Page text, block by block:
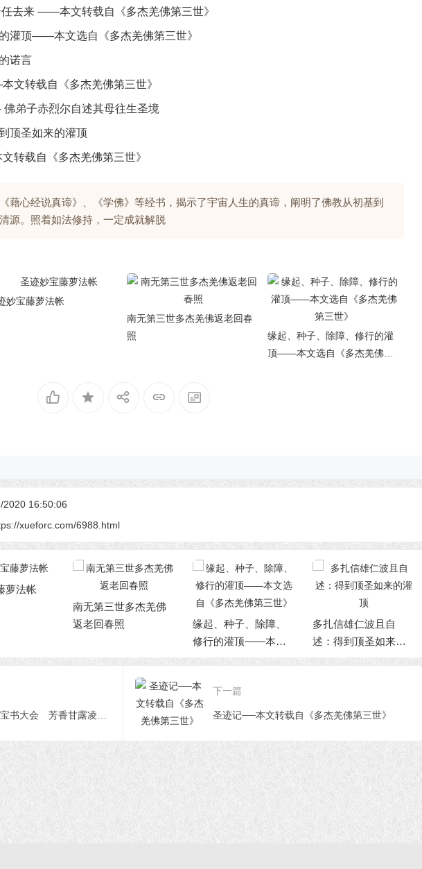
去来 ――本文转载自《多杰羌佛第三世》
灌顶——本文选自《多杰羌佛第三世》
诺言
文转载自《多杰羌佛第三世》
弟子赤烈尔自述其母往生圣境
顶圣如来的灌顶
转载自《多杰羌佛第三世》
藉心经说真谛》、《学佛》等经书，揭示了宇宙人生的真谛，阐明了佛教从初基到
源。照着如法修持，一定成就解脱
妙宝藤萝法帐
南无第三世多杰羌佛返老回春
照
缘起、种子、除障、修行的灌
顶——本文选自《多杰羌佛第
2020 16:50:06
xueforc.com/6988.html
缘起、种子、除障、
选自《多杰羌佛第三
多扎信雄仁波且自
述：得到顶圣如来的
灌顶
佛陀身边见到的事实─
─本文转载自《多杰羌
佛第三世》
迎请多杰羌佛第三世宝书大会 芳香甘露凌空降下观众称奇
下一篇
圣迹记──本文转载自《多杰羌佛第三世》